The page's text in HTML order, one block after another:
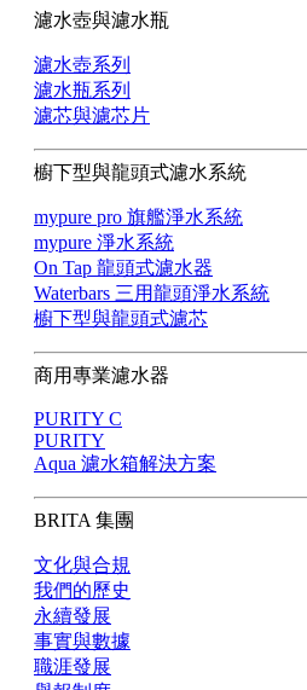
濾水壺與濾水瓶
濾水壺系列
濾水瓶系列
濾芯與濾芯片
櫥下型與龍頭式濾水系統
mypure pro 旗艦淨水系統
mypure 淨水系統
On Tap 龍頭式濾水器
Waterbars 三用龍頭淨水系統
櫥下型與龍頭式濾芯
商用專業濾水器
PURITY C
PURITY
Aqua 濾水箱解決方案
BRITA 集團
文化與合規
我們的歷史
永續發展
事實與數據
職涯發展